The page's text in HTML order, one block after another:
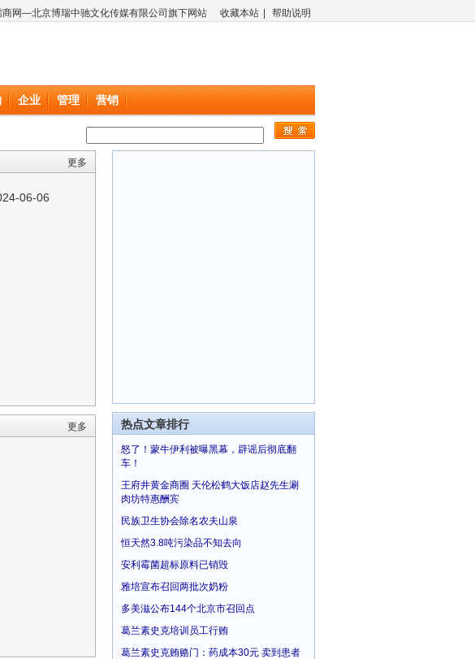
商网—北京博瑞中驰文化传媒有限公司旗下网站 收藏本站 帮助说明
企业 管理 营销
更多
06-06
更多 热点文章排行
怒了！蒙牛伊利被曝黑幕，辟谣后彻底翻
车！
王府井黄金商圈 天伦松鹤大饭店赵先生涮
肉坊特惠酬宾
民族卫生协会除名农夫山泉
恒天然3.8吨污染品不知去向
安利霉菌超标原料已销毁
雅培宣布召回两批次奶粉
多美滋公布144个北京市召回点
葛兰素史克培训员工行贿
葛兰素史克贿赂门：药成本30元 卖到患者